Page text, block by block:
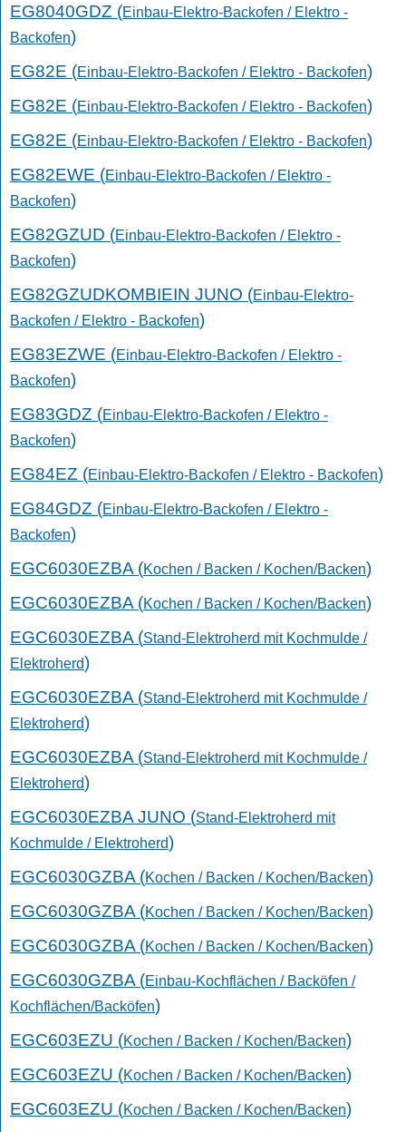
EG8040GDZ (Einbau-Elektro-Backofen / Elektro -
Backofen)
EG82E (Einbau-Elektro-Backofen / Elektro - Backofen)
EG82E (Einbau-Elektro-Backofen / Elektro - Backofen)
EG82E (Einbau-Elektro-Backofen / Elektro - Backofen)
EG82EWE (Einbau-Elektro-Backofen / Elektro -
Backofen)
EG82GZUD (Einbau-Elektro-Backofen / Elektro -
Backofen)
EG82GZUDKOMBIEIN JUNO (Einbau-Elektro-
Backofen / Elektro - Backofen)
EG83EZWE (Einbau-Elektro-Backofen / Elektro -
Backofen)
EG83GDZ (Einbau-Elektro-Backofen / Elektro -
Backofen)
EG84EZ (Einbau-Elektro-Backofen / Elektro - Backofen)
EG84GDZ (Einbau-Elektro-Backofen / Elektro -
Backofen)
EGC6030EZBA (Kochen / Backen / Kochen/Backen)
EGC6030EZBA (Kochen / Backen / Kochen/Backen)
EGC6030EZBA (Stand-Elektroherd mit Kochmulde /
Elektroherd)
EGC6030EZBA (Stand-Elektroherd mit Kochmulde /
Elektroherd)
EGC6030EZBA (Stand-Elektroherd mit Kochmulde /
Elektroherd)
EGC6030EZBA JUNO (Stand-Elektroherd mit
Kochmulde / Elektroherd)
EGC6030GZBA (Kochen / Backen / Kochen/Backen)
EGC6030GZBA (Kochen / Backen / Kochen/Backen)
EGC6030GZBA (Kochen / Backen / Kochen/Backen)
EGC6030GZBA (Einbau-Kochflächen / Backöfen /
Kochflächen/Backöfen)
EGC603EZU (Kochen / Backen / Kochen/Backen)
EGC603EZU (Kochen / Backen / Kochen/Backen)
EGC603EZU (Kochen / Backen / Kochen/Backen)